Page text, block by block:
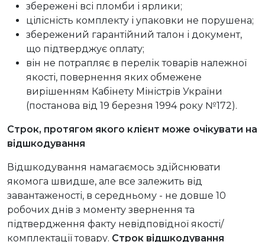
збережені всі пломби і ярлики;
цілісність комплекту і упаковки не порушена;
збережений гарантійний талон і документ,
що підтверджує оплату;
він не потрапляє в перелік товарів належної
якості, повернення яких обмежене
вирішенням Кабінету Міністрів України
(постанова від 19 березня 1994 року №172).
Строк, протягом якого клієнт може очікувати на
відшкодування
Відшкодування намагаємось здійснювати
якомога швидше, але все залежить від
завантаженості, в середньому - не довше 10
робочих днів з моменту звернення та
підтвердження факту невідповідної якості/
комплектації товару. Строк відшкодування